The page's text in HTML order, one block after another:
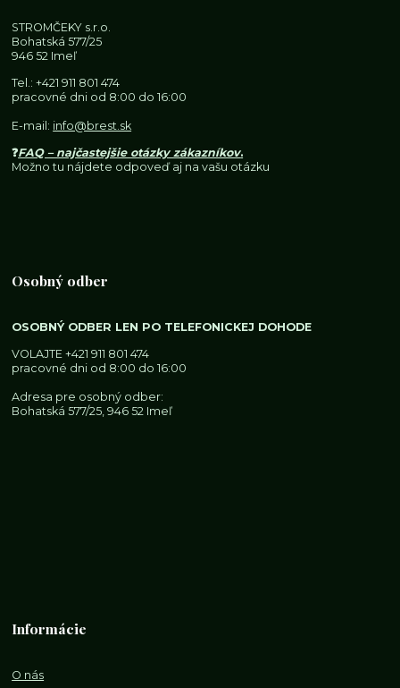
STROMČEKY s.r.o.
Bohatská 577/25
946 52 Imeľ
Tel.:+421 911 801 474
pracovné dni od 8:00 do 16:00
E-mail: info@brest.sk
❓FAQ – najčastejšie otázky zákazníkov.
Možno tu nájdete odpoveď aj na vašu otázku
Osobný odber
OSOBNÝ ODBER LEN PO TELEFONICKEJ DOHODE
VOLAJTE+421 911 801 474
pracovné dni od 8:00 do 16:00
Adresa pre osobný odber:
Bohatská 577/25, 946 52 Imeľ
Informácie
O nás